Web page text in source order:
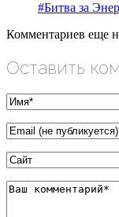
#Битва за
Комментариев еще
Оставить